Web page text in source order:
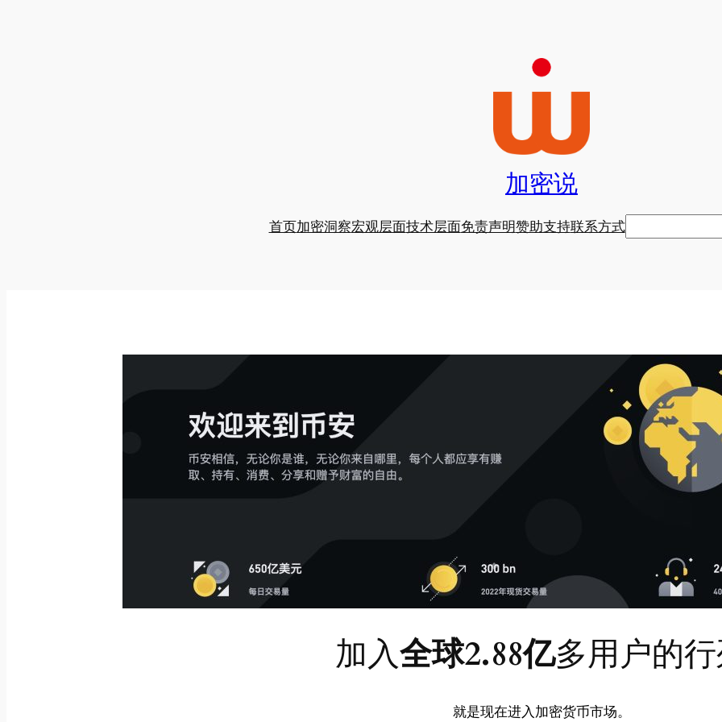
加密说
首页加密洞察宏观层面技术层面免责声明赞助支持联系方式搜
加入全球2.88亿多用户的
就是现在进入加密货币市场。